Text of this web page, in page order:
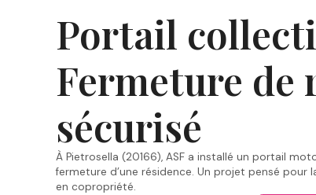
Portail
Fermeture de
sécurisé
À Pietrosella (20166), ASF a installé un portail
fermeture d’une résidence. Un projet pensé
en copropriété.